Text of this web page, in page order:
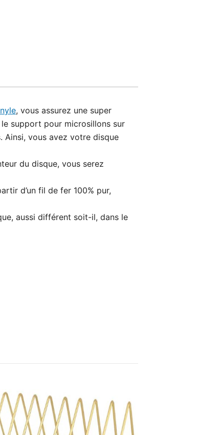
, vous assurez une super
support pour microsillons sur
Ainsi, vous avez votre disque
du disque, vous serez
d’un fil de fer 100% pur,
aussi différent soit-il, dans le